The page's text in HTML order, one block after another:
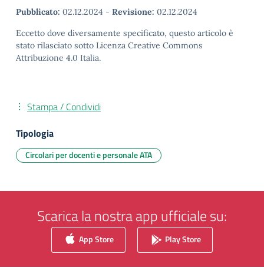
Pubblicato: 02.12.2024 - Revisione: 02.12.2024
Eccetto dove diversamente specificato, questo articolo è
stato rilasciato sotto Licenza Creative Commons
Attribuzione 4.0 Italia.
Stampa / Condividi
Tipologia
Circolari per docenti e personale ATA
Scarica la nostra app ufficiale su:
App Store Play Store